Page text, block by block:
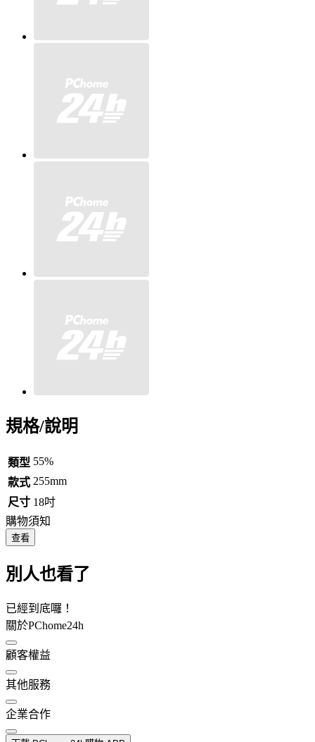
規格/說明
類型 55%
款式 255mm
尺寸 18吋
購物須知
查看
別人也看了
已經到底囉！
關於PChome24h
顧客權益
其他服務
企業合作